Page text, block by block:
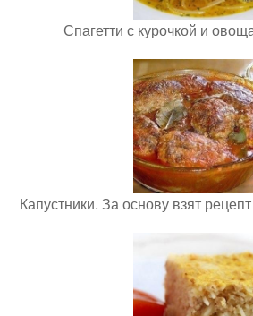
Спагетти с курочкой и
Капустники. За основу взят